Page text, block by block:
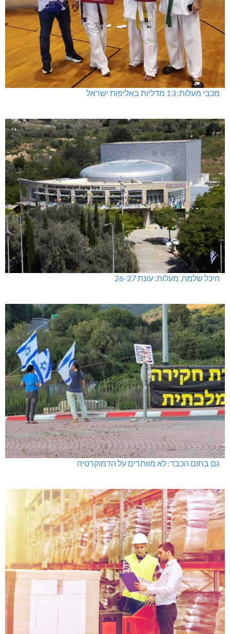
מכבי מעלות: 13 מדליות באליפות ישראל
היכל שלמה, מעלות: עונת 26-27
גם בחום הכבד: לא מוותרים על הדמוקרטיה